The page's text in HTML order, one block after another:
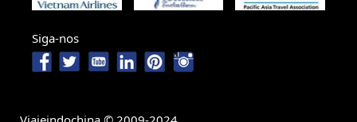
Siga-nos